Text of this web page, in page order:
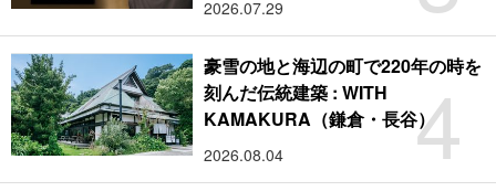
2026.07.29
4
豪雪の地と海辺の町で220年の時を
刻んだ伝統建築 : WITH
KAMAKURA（鎌倉・長谷）
2026.08.04